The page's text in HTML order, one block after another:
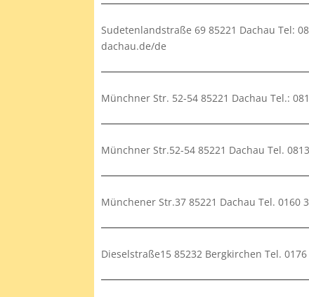
Sudetenlandstraße 69 85221 Dachau Tel:
dachau.de/de
Münchner Str. 52-54 85221 Dachau Tel.:
Münchner Str.52-54 85221 Dachau Tel.
Münchener Str.37 85221 Dachau Tel.
Dieselstraße15 85232 Bergkirchen Tel.